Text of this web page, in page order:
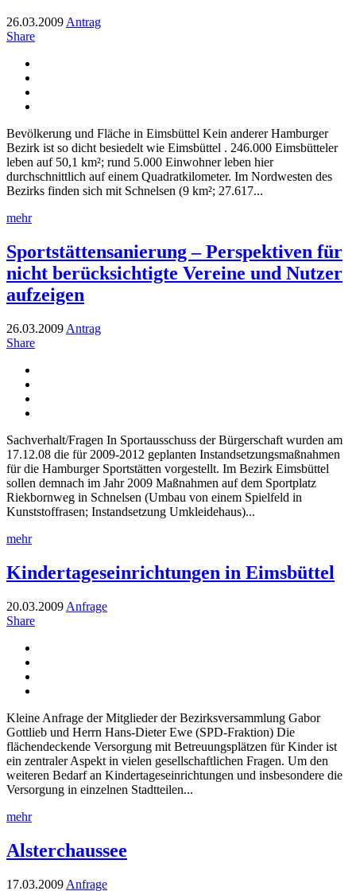
26.03.2009 Antrag
Share
Bevölkerung und Fläche in Eimsbüttel Kein anderer Hamburger
Bezirk ist so dicht besiedelt wie Eimsbüttel . 246.000 Eimsbütteler
leben auf 50,1 km²; rund 5.000 Einwohner leben hier
durchschnittlich auf einem Quadratkilometer. Im Nordwesten des
Bezirks finden sich mit Schnelsen (9 km²; 27.617...
mehr
Sportstättensanierung – Perspektiven für
nicht berücksichtigte Vereine und Nutzer
aufzeigen
26.03.2009 Antrag
Share
Sachverhalt/Fragen In Sportausschuss der Bürgerschaft wurden am
17.12.08 die für 2009-2012 geplanten Instandsetzungsmaßnahmen
für die Hamburger Sportstätten vorgestellt. Im Bezirk Eimsbüttel
sollen demnach im Jahr 2009 Maßnahmen auf dem Sportplatz
Riekbornweg in Schnelsen (Umbau von einem Spielfeld in
Kunststoffrasen; Instandsetzung Umkleidehaus)...
mehr
Kindertageseinrichtungen in Eimsbüttel
20.03.2009 Anfrage
Share
Kleine Anfrage der Mitglieder der Bezirksversammlung Gabor
Gottlieb und Herrn Hans-Dieter Ewe (SPD-Fraktion) Die
flächendeckende Versorgung mit Betreuungsplätzen für Kinder ist
ein zentraler Aspekt in vielen gesellschaftlichen Fragen. Um den
weiteren Bedarf an Kindertageseinrichtungen und insbesondere die
Versorgung in einzelnen Stadtteilen...
mehr
Alsterchaussee
17.03.2009 Anfrage